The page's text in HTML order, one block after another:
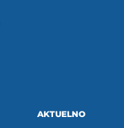
AKTUELNO